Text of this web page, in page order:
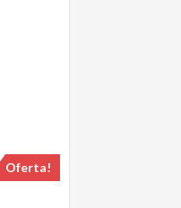
Oferta!